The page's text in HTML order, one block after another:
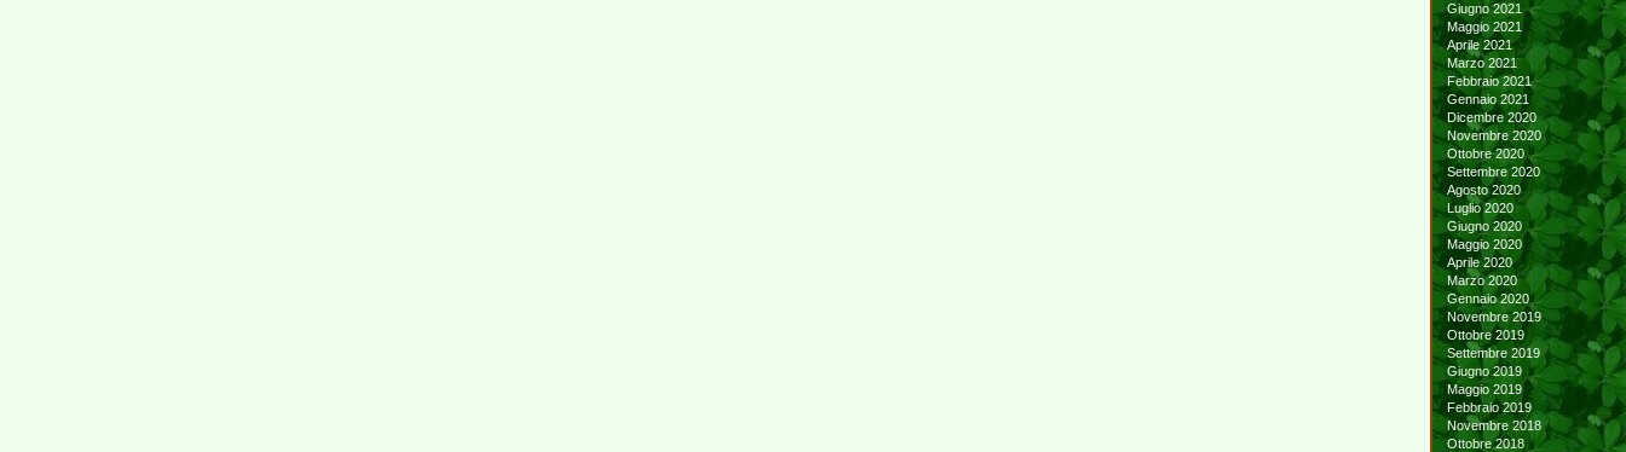
Giugno 2021
Maggio 2021
Aprile 2021
Marzo 2021
Febbraio 2021
Gennaio 2021
Dicembre 2020
Novembre 2020
Ottobre 2020
Settembre 2020
Agosto 2020
Luglio 2020
Giugno 2020
Maggio 2020
Aprile 2020
Marzo 2020
Gennaio 2020
Novembre 2019
Ottobre 2019
Settembre 2019
Giugno 2019
Maggio 2019
Febbraio 2019
Novembre 2018
Ottobre 2018